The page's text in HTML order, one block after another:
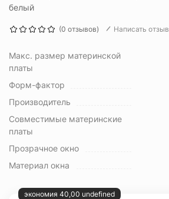
белый
(0 отзывов) Написать отзыв
Макс. размер материнской
платы
Форм-фактор
Производитель
Совместимые материнские
платы
Прозрачное окно
Материал окна
экономия 40,00 undefined